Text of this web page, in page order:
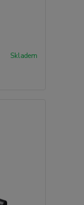
Skladem